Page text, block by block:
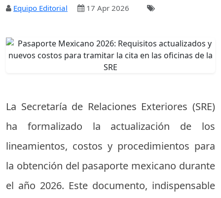
Equipo Editorial 17 Apr 2026
La Secretaría de Relaciones Exteriores (SRE)
ha formalizado la actualización de los
lineamientos, costos y procedimientos para
la obtención del pasaporte mexicano durante
el año 2026. Este documento, indispensable